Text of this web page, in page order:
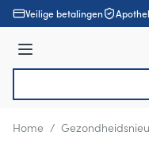
Ga naar de inhoud
Veilige betalingen
Menu
Home /